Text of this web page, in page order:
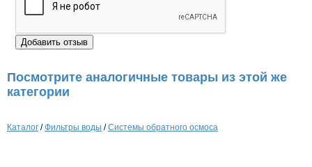
Посмотрите аналогичные товары из этой же
категории
Каталог /Фильтры воды /Системы обратного осмоса